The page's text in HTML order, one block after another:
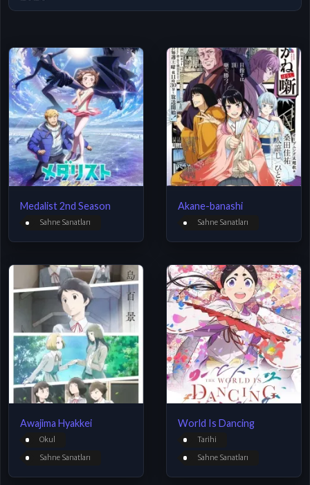
Medalist 2nd Season
Sahne Sanatları
Akane-banashi
Sahne Sanatları
Awajima Hyakkei
Okul
Sahne Sanatları
World Is Dancing
Tarihi
Sahne Sanatları